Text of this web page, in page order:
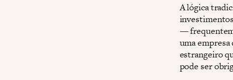
A lógica
—
uma
estrangeiro
pode ser